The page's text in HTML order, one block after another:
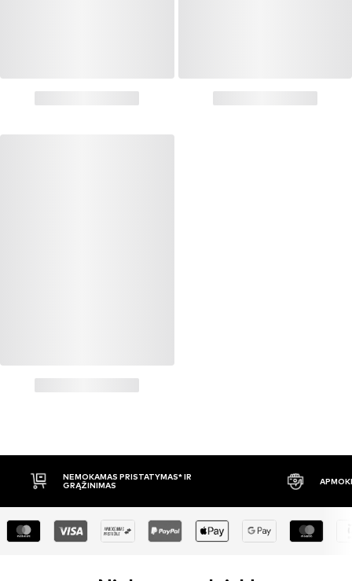
NEMOKAMAS PRISTATYMAS* IR
GRĄŽINIMAS